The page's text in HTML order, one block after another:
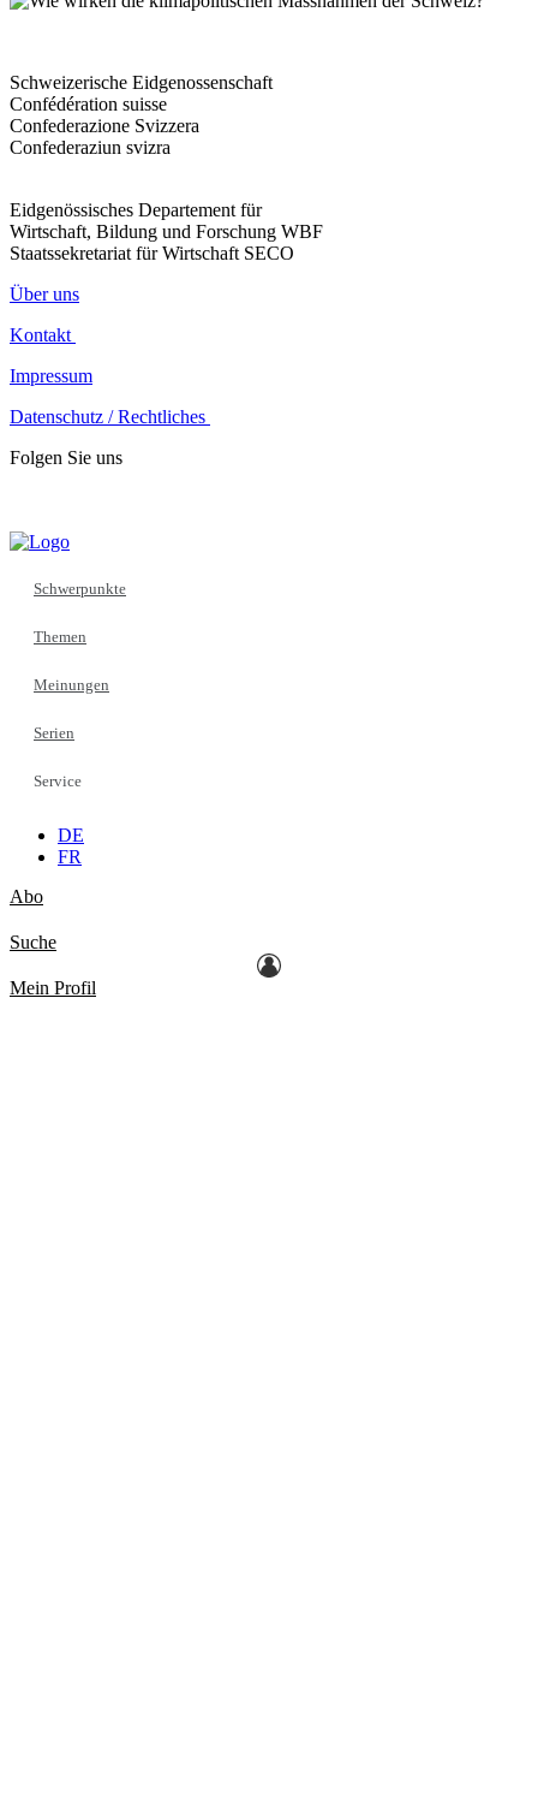
Schweizerische Eidgenossenschaft
Confédération suisse
Confederazione Svizzera
Confederaziun svizra
Eidgenössisches Departement für
Wirtschaft, Bildung und Forschung WBF
Staatssekretariat für Wirtschaft SECO
Über uns
Kontakt
Impressum
Datenschutz / Rechtliches
Folgen Sie uns
Schwerpunkte
Themen
Meinungen
Serien
Service
DE
FR
Abo
Suche
Mein Profil